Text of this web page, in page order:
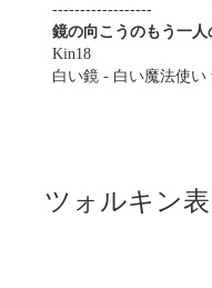
------------------
鏡の向こうのもう一人
Kin18
白い鏡 - 白い魔法使い
ツォルキン表